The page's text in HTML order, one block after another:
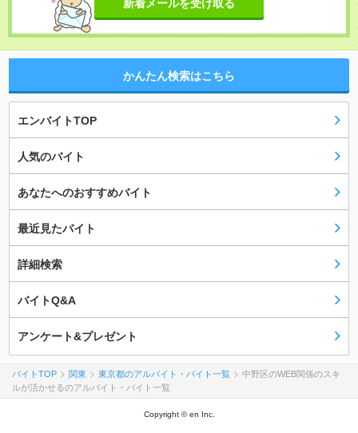
新着メールを受け取る
かんたん検索はこちら
エンバイトTOP
人気のバイト
あなたへのおすすめバイト
最近見たバイト
詳細検索
バイトQ&A
アンケート&プレゼント
バイトTOP 関東 東京都のアルバイト・バイト一覧
中野区のWEB関係のスキ
ルが活かせるのアルバイト・バイト一覧
Copyright © en Inc.